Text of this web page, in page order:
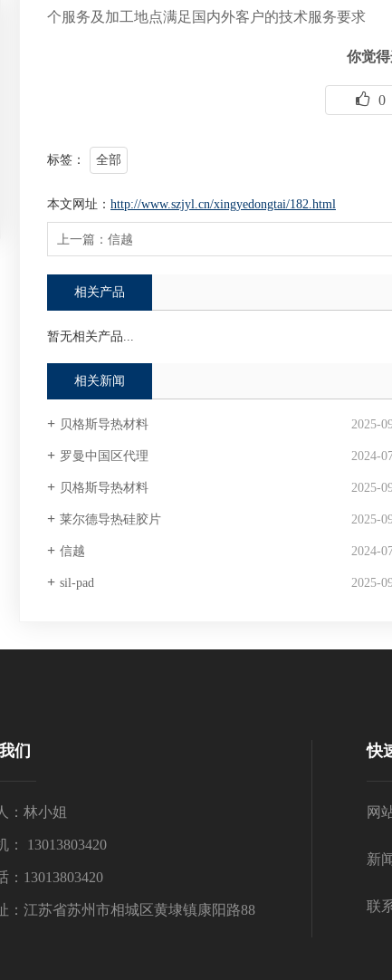
个服务及加工地点满足国内外客户的技术服务要求
你觉
0
标签： 全部
本文网址： http://www.szjyl.cn/xingyedongtai/182.html
上一篇： 信越
相关产品
暂无相关产品...
相关新闻
贝格斯导热材料 2025-
罗曼中国区代理 2024-
贝格斯导热材料 2025-
莱尔德导热硅胶片 2025-
信越 2024-
sil-pad 2025-
们
：林小姐
13013803420
13013803420
江苏省苏州市相城区黄埭镇康阳路88
快
网
新
联